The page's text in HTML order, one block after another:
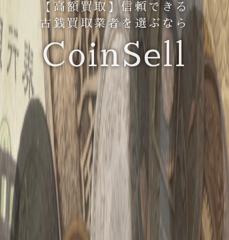
【高額買取】信頼できる
古銭買取業者を選ぶなら
CoinSell